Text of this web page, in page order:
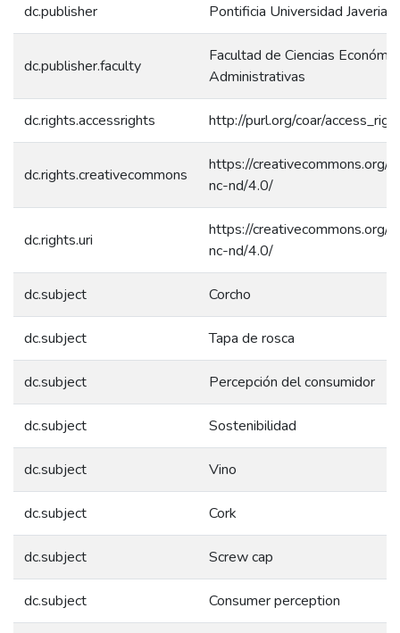
dc.publisher Pontificia Universidad
dc.publisher.faculty
Facultad de Ciencias
Administrativas
dc.rights.accessrights http://purl.org/coar/
dc.rights.creativecommons
https://creativecommons.org/
nc-nd/4.0/
dc.rights.uri
https://creativecommons.org/
nc-nd/4.0/
dc.subject Corcho
dc.subject Tapa de rosca
dc.subject Percepción del consumidor
dc.subject Sostenibilidad
dc.subject Vino
dc.subject Cork
dc.subject Screw cap
dc.subject Consumer perception